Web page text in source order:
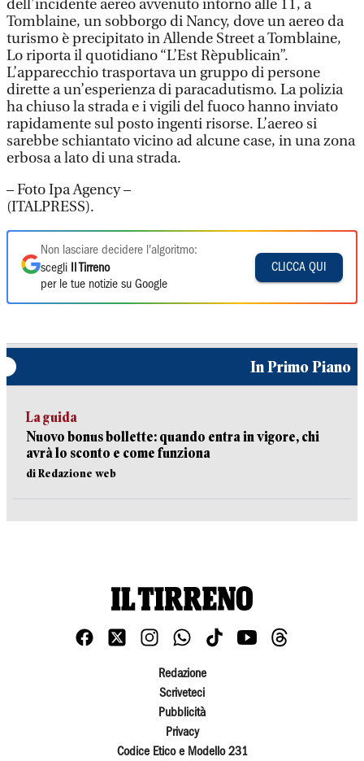
dell’incidente aereo avvenuto intorno alle 11, a
Tomblaine, un sobborgo di Nancy, dove un aereo da
turismo è precipitato in Allende Street a Tomblaine,
Lo riporta il quotidiano “L’Est Rèpublicain”.
L’apparecchio trasportava un gruppo di persone
dirette a un’esperienza di paracadutismo. La polizia
ha chiuso la strada e i vigili del fuoco hanno inviato
rapidamente sul posto ingenti risorse. L’aereo si
sarebbe schiantato vicino ad alcune case, in una zona
erbosa a lato di una strada.
– Foto Ipa Agency –
(ITALPRESS).
Non lasciare decidere l'algoritmo:
scegli
Il Tirreno
per le tue notizie su Google
CLICCA QUI
In Primo Piano
La guida
Nuovo bonus bollette: quando entra in vigore, chi
avrà lo sconto e come funziona
di Redazione web
Redazione
Scriveteci
Pubblicità
Privacy
Codice Etico e Modello 231